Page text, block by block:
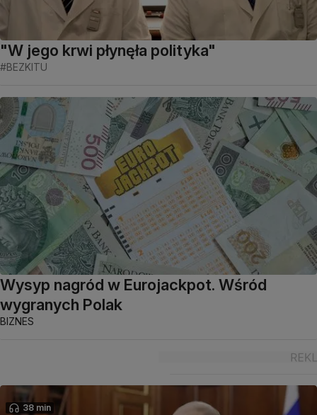
"W jego krwi płynęła polityka"
#BEZKITU
Wysyp nagród w Eurojackpot. Wśród
wygranych Polak
BIZNES
38 min